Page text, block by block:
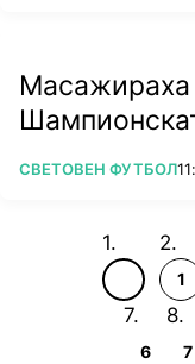
Масажираха
ПОВЕЧЕ ОТ
СВЕТОВЕН ФУТБОЛ
1
6 7